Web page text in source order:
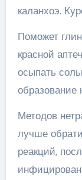
каланхоэ.
Поможет
красной
осыпать
образование
Методов
лучше
реакций,